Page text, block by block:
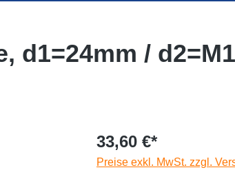
d1=24mm /
33,60 €*
Preise exkl. MwSt. zzgl.